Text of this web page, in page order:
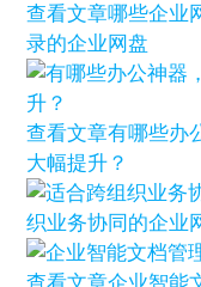
查看文章哪些企业
录的企业网盘
查看文章有哪些办
大幅提升？
织业务协同的企业
查看文章企业智能